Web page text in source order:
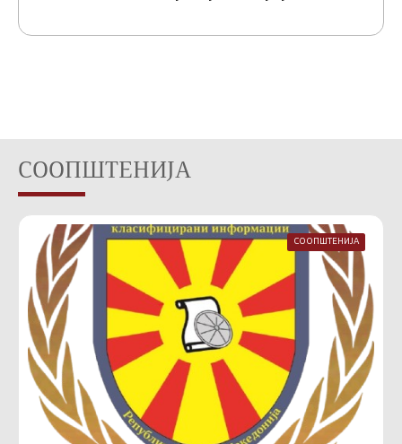
СООПШТЕНИЈА
СООПШТЕНИЈА